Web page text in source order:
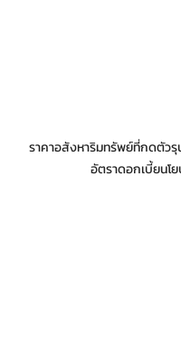
ราคาอสังหาริมทรัพย์ที่กดตัว
อัตราดอกเบี้ยนโ